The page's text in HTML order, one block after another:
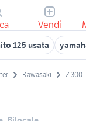
Vendi
125 usata
Kawasaki Z 300